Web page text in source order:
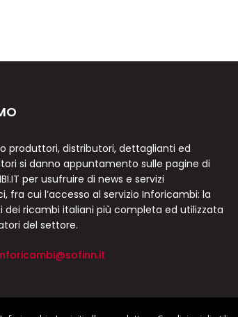
produttori, distributori, dettaglianti ed
si danno appuntamento sulle pagine di
per usufruire di news e servizi
fra cui l’accesso al servizio Inforicambi: la
dei ricambi italiani più completa ed utilizzata
del settore.